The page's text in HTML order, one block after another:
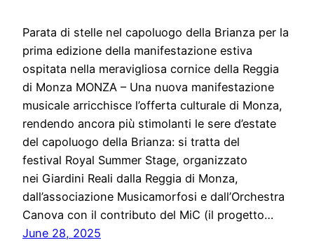
Parata di stelle nel capoluogo della Brianza per la
prima edizione della manifestazione estiva
ospitata nella meravigliosa cornice della Reggia
di Monza MONZA – Una nuova manifestazione
musicale arricchisce l’offerta culturale di Monza,
rendendo ancora più stimolanti le sere d’estate
del capoluogo della Brianza: si tratta del
festival Royal Summer Stage, organizzato
nei Giardini Reali dalla Reggia di Monza,
dall’associazione Musicamorfosi e dall’Orchestra
Canova con il contributo del MiC (il progetto…
June 28, 2025